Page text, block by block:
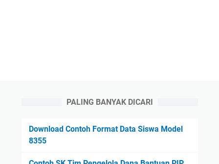
PALING BANYAK DICARI
Download Contoh Format Data Siswa Model
8355